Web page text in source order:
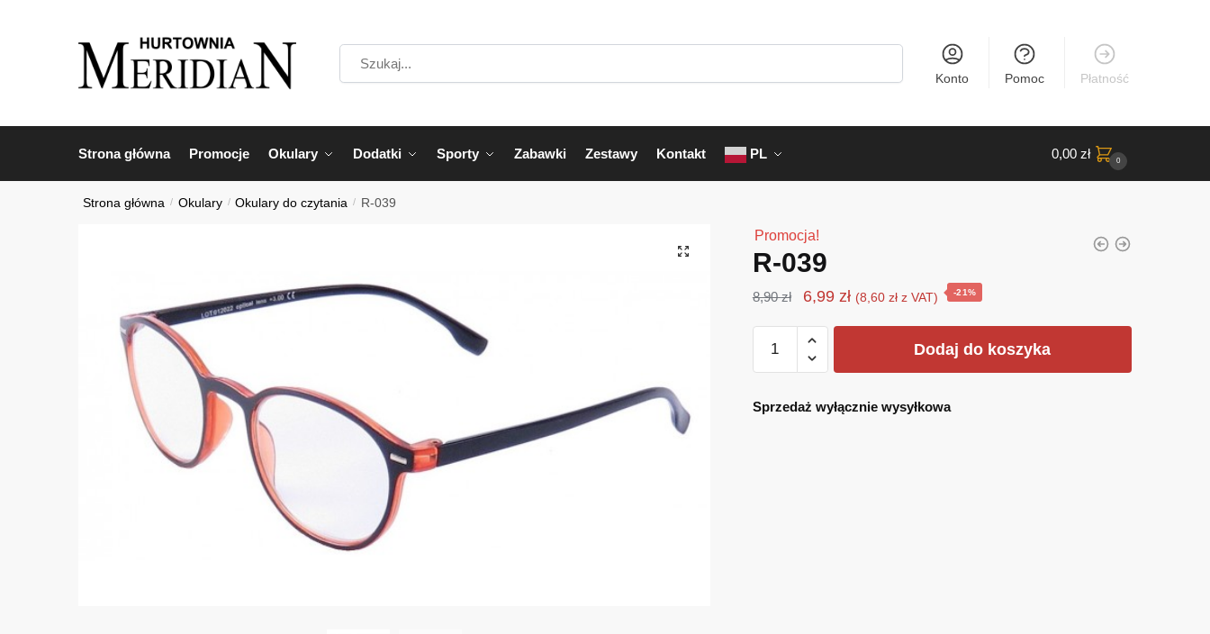
Konto Pomoc Płatność
Strona główna Promocje Okulary Dodatki Sporty Zabawki Zestawy Kontakt PL 0,00 zł 0
Strona główna / Okulary / Okulary do czytania / R-039
Promocja!
R-039
8,90zł
Pierwotna
cena
wynosiła:
8,90 zł.
6,99 złAktualna
cena
6,99 zł.
(8,60 złz VAT) -21%
Dodaj do koszyka
Sprzedaż wyłącznie wysyłkowa